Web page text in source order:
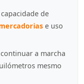
de
e uso
a marcha
mesmo